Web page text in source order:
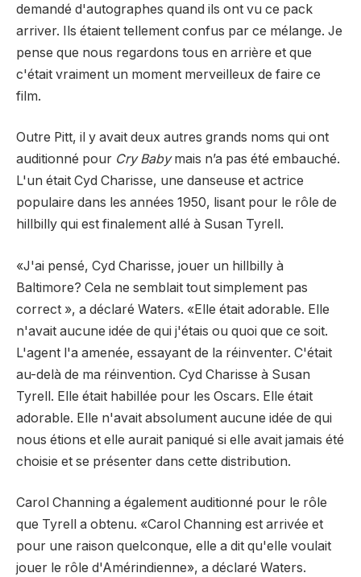
demandé d'autographes quand ils ont vu ce pack
arriver. Ils étaient tellement confus par ce mélange. Je
pense que nous regardons tous en arrière et que
c'était vraiment un moment merveilleux de faire ce
film.
Outre Pitt, il y avait deux autres grands noms qui ont
auditionné pour Cry Babymais n’a pas été embauché.
L'un était Cyd Charisse, une danseuse et actrice
populaire dans les années 1950, lisant pour le rôle de
hillbilly qui est finalement allé à Susan Tyrell.
«J'ai pensé, Cyd Charisse, jouer un hillbilly à
Baltimore? Cela ne semblait tout simplement pas
correct », a déclaré Waters. «Elle était adorable. Elle
n'avait aucune idée de qui j'étais ou quoi que ce soit.
L'agent l'a amenée, essayant de la réinventer. C'était
au-delà de ma réinvention. Cyd Charisse à Susan
Tyrell. Elle était habillée pour les Oscars. Elle était
adorable. Elle n'avait absolument aucune idée de qui
nous étions et elle aurait paniqué si elle avait jamais été
choisie et se présenter dans cette distribution.
Carol Channing a également auditionné pour le rôle
que Tyrell a obtenu. «Carol Channing est arrivée et
pour une raison quelconque, elle a dit qu'elle voulait
jouer le rôle d'Amérindienne», a déclaré Waters.